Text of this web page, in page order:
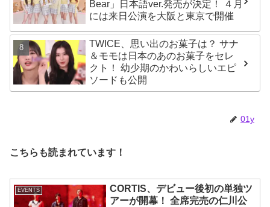
Bear」日本語ver.発売が決定！ ４月
には来日公演を大阪と東京で開催
TWICE、思い出のお菓子は？ サナ
＆モモは日本のあのお菓子をセレ
クト！ 幼少期のかわいらしいエピ
ソードも公開
01y
こちらも読まれています！
EVENTS
CORTIS、デビュー後初の単独ツ
アーが開幕！ 全席完売の仁川公